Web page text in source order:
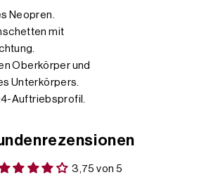
Neopren.
mit
Oberkörper und
Unterkörpers.
Auftriebsprofil.
3,75 von 5